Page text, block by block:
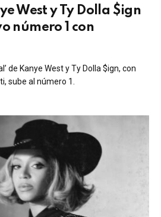
West y Ty Dolla $ign
número 1 con
de Kanye West y Ty Dolla $ign, con
sube al número 1.